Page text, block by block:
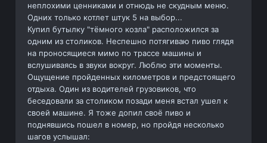
неплохими ценниками и отнюдь не скудным меню.
Одних только котлет штук 5 на выбор...
Купил бутылку "тёмного козла" расположился за
одним из столиков. Неспешно потягиваю пиво глядя
на проносящиеся мимо по трассе машины и
вслушиваясь в звуки вокруг. Люблю эти моменты.
Ощущение пройденных километров и предстоящего
отдыха. Один из водителей грузовиков, что
беседовали за столиком позади меня встал ушел к
своей машине. Я тоже допил своё пиво и
поднявшись пошел в номер, но пройдя несколько
шагов услышал: